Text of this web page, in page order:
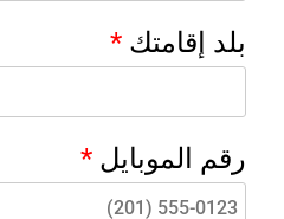
بلد إقامتك*
رقم الموبايل*